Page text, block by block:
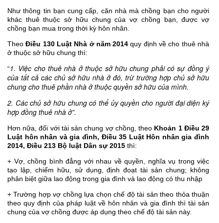
Như thông tin bạn cung cấp, căn nhà mà chồng bạn cho người
khác thuê thuộc sở hữu chung của vợ chồng bạn, được vợ
chồng bạn mua trong thời kỳ hôn nhân.
TheoĐiều 130 Luật Nhà ở năm 2014 quy định về cho thuê nhà
ở thuộc sở hữu chung thì:
“1. Việc cho thuê nhà ở thuộc sở hữu chung phải có sự đồng ý
của tất cả các chủ sở hữu nhà ở đó, trừ trường hợp chủ sở hữu
chung cho thuê phần nhà ở thuộc quyền sở hữu của mình.
2. Các chủ sở hữu chung có thể ủy quyền cho người đại diện ký
hợp đồng thuê nhà ở”.
Hơn nữa, đối với tài sản chung vợ chồng, theo Khoản 1 Điều 29
Luật hôn nhân và gia đình, Điều 35 Luật Hôn nhân gia đình
2014, Điều 213 Bộ luật Dân sự 2015 thì:
+ Vợ, chồng bình đẳng với nhau về quyền, nghĩa vụ trong việc
tạo lập, chiếm hữu, sử dụng, định đoạt tài sản chung; không
phân biệt giữa lao động trong gia đình và lao động có thu nhập
+ Trường hợp vợ chồng lựa chọn chế độ tài sản theo thỏa thuận
theo quy định của pháp luật về hôn nhân và gia đình thì tài sản
chung của vợ chồng được áp dụng theo chế độ tài sản này.